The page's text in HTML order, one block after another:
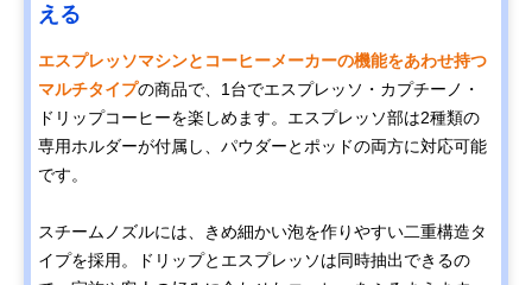
える
エスプレッソマシンとコーヒーメーカーの機能をあわせ持つ
マルチタイプの商品で、1台でエスプレッソ・カプチーノ・
ドリップコーヒーを楽しめます。エスプレッソ部は2種類の
専用ホルダーが付属し、パウダーとポッドの両方に対応可能
です。
スチームノズルには、きめ細かい泡を作りやすい二重構造タ
イプを採用。ドリップとエスプレッソは同時抽出できるの